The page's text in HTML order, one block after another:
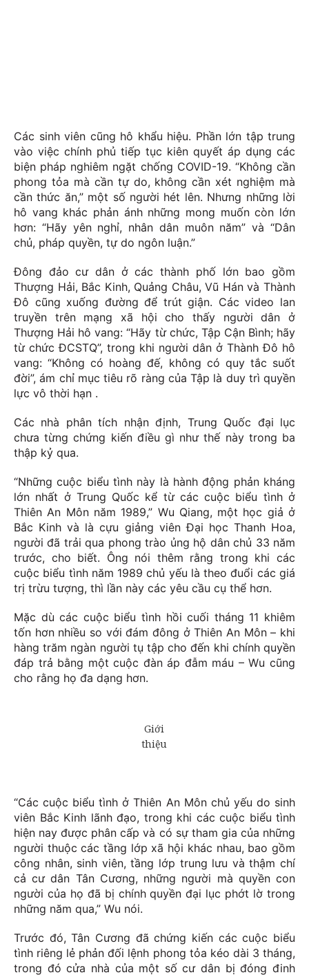
Các sinh viên cũng hô khẩu hiệu. Phần lớn tập trung
vào việc chính phủ tiếp tục kiên quyết áp dụng các
biện pháp nghiêm ngặt chống COVID-19. “Không cần
phong tỏa mà cần tự do, không cần xét nghiệm mà
cần thức ăn,” một số người hét lên. Nhưng những lời
hô vang khác phản ánh những mong muốn còn lớn
hơn: “Hãy yên nghỉ, nhân dân muôn năm” và “Dân
chủ, pháp quyền, tự do ngôn luận.”
Đông đảo cư dân ở các thành phố lớn bao gồm
Thượng Hải, Bắc Kinh, Quảng Châu, Vũ Hán và Thành
Đô cũng xuống đường để trút giận. Các video lan
truyền trên mạng xã hội cho thấy người dân ở
Thượng Hải hô vang: “Hãy từ chức, Tập Cận Bình; hãy
từ chức ĐCSTQ”, trong khi người dân ở Thành Đô hô
vang: “Không có hoàng đế, không có quy tắc suốt
đời”, ám chỉ mục tiêu rõ ràng của Tập là duy trì quyền
lực vô thời hạn .
Các nhà phân tích nhận định, Trung Quốc đại lục
chưa từng chứng kiến điều gì như thế này trong ba
thập kỷ qua.
“Những cuộc biểu tình này là hành động phản kháng
lớn nhất ở Trung Quốc kể từ các cuộc biểu tình ở
Thiên An Môn năm 1989,” Wu Qiang, một học giả ở
Bắc Kinh và là cựu giảng viên Đại học Thanh Hoa,
người đã trải qua phong trào ủng hộ dân chủ 33 năm
trước, cho biết. Ông nói thêm rằng trong khi các
cuộc biểu tình năm 1989 chủ yếu là theo đuổi các giá
trị trừu tượng, thì lần này các yêu cầu cụ thể hơn.
Mặc dù các cuộc biểu tình hồi cuối tháng 11 khiêm
tốn hơn nhiều so với đám đông ở Thiên An Môn – khi
hàng trăm ngàn người tụ tập cho đến khi chính quyền
đáp trả bằng một cuộc đàn áp đẫm máu – Wu cũng
cho rằng họ đa dạng hơn.
“Các cuộc biểu tình ở Thiên An Môn chủ yếu do sinh
viên Bắc Kinh lãnh đạo, trong khi các cuộc biểu tình
hiện nay được phân cấp và có sự tham gia của những
người thuộc các tầng lớp xã hội khác nhau, bao gồm
công nhân, sinh viên, tầng lớp trung lưu và thậm chí
cả cư dân Tân Cương, những người mà quyền con
người của họ đã bị chính quyền đại lục phớt lờ trong
những năm qua,” Wu nói.
Trước đó, Tân Cương đã chứng kiến các cuộc biểu
tình riêng lẻ phản đối lệnh phong tỏa kéo dài 3 tháng,
trong đó cửa nhà của một số cư dân bị đóng đinh